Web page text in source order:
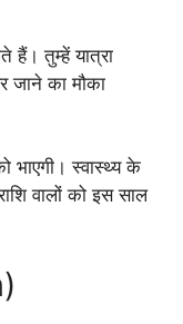
हैं। तुम्हें यात्रा
जाने का मौका
भाएगी। स्वास्थ्य के
वालों को इस साल